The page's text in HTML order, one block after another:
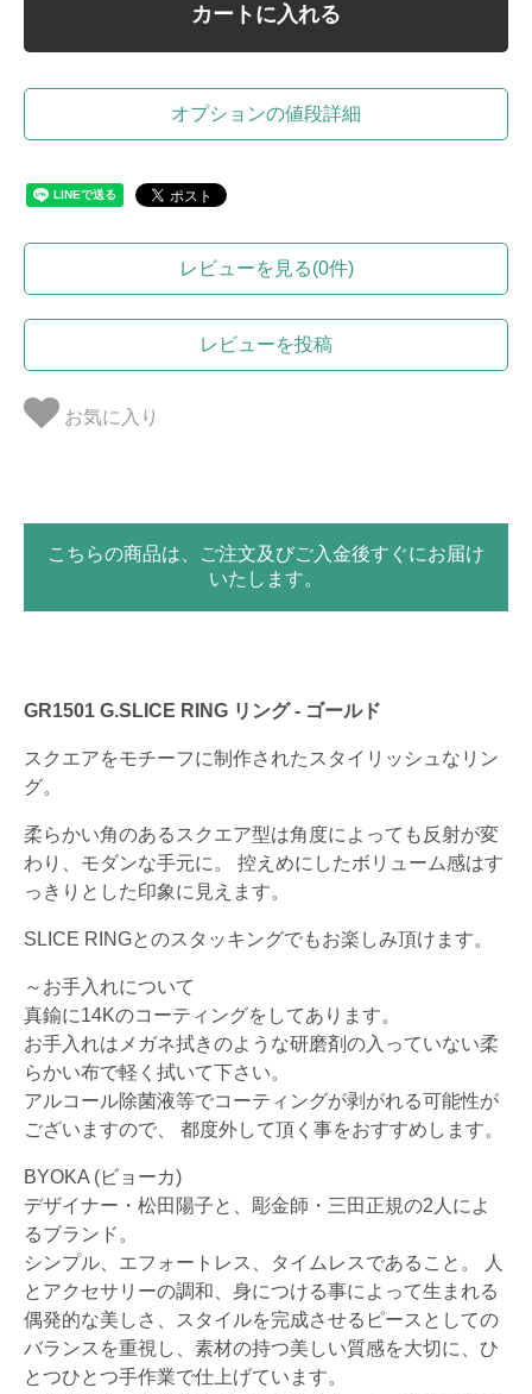
カートに入れる
オプションの値段詳細
レビューを見る(0件)
レビューを投稿
お気に入り
こちらの商品は、ご注文及びご入金後すぐにお届け
いたします。
GR1501 G.SLICE RING リング - ゴールド
スクエアをモチーフに制作されたスタイリッシュなリン
グ。
柔らかい角のあるスクエア型は角度によっても反射が変
わり、モダンな手元に。 控えめにしたボリューム感はす
っきりとした印象に見えます。
SLICE RINGとのスタッキングでもお楽しみ頂けます。
～お手入れについて
真鍮に14Kのコーティングをしてあります。
お手入れはメガネ拭きのような研磨剤の入っていない柔
らかい布で軽く拭いて下さい。
アルコール除菌液等でコーティングが剥がれる可能性が
ございますので、 都度外して頂く事をおすすめします。
BYOKA (ビョーカ)
デザイナー・松田陽子と、彫金師・三田正規の2人によ
るブランド。
シンプル、エフォートレス、タイムレスであること。 人
とアクセサリーの調和、身につける事によって生まれる
偶発的な美しさ、スタイルを完成させるピースとしての
バランスを重視し、素材の持つ美しい質感を大切に、ひ
とつひとつ手作業で仕上げています。